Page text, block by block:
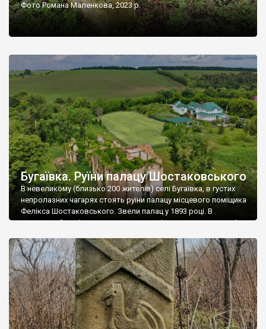
Фото Романа Маленкова, 2023 р.
Бугаївка. Руїни палацу Шостаковського
В невеликому (близько 200 жителів) селі Бугаївка, в густих
непролазних чагарях стоять руїни палацу місцевого поміщика
Фелікса Шостаковського. Звели палац у 1893 році. В
радянський період у ньому спочатку містилася школа, потім
століття тут розмістили туберкульозну лікарню. Коли із
палацу виїхала лікарня – ми точно не […]